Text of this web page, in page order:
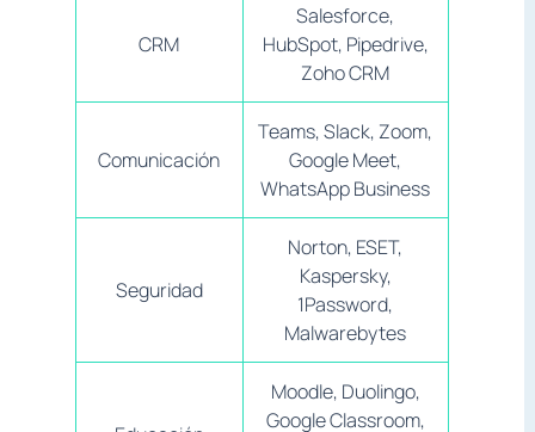
CRM
Salesforce,
HubSpot, Pipedrive,
Zoho CRM
Comunicación
Teams, Slack, Zoom,
Google Meet,
WhatsApp Business
Seguridad
Norton, ESET,
Kaspersky,
1Password,
Malwarebytes
Moodle, Duolingo,
Google Classroom,